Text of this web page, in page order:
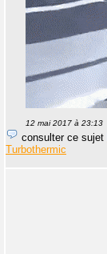
12 mai 2017 à 23:13
consulter ce sujet
Turbothermic